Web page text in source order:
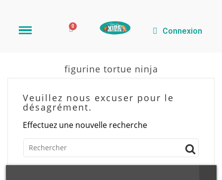
Connexion
figurine tortue ninja
Veuillez nous excuser pour le
désagrément.
Effectuez une nouvelle recherche